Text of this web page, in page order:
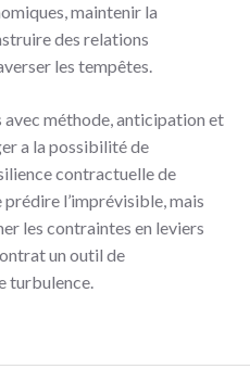
maintenir la
des relations
les tempêtes.
avec méthode, anticipation et
a la possibilité de
contractuelle de
prédire l’imprévisible, mais
les contraintes en leviers
un outil de
turbulence.